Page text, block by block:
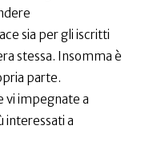
sia per gli iscritti
stessa. Insomma è
parte.
vi impegnate a
interessati a